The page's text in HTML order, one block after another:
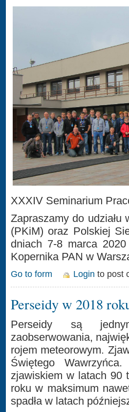
XXXIV Seminarium
Zapraszamy do
(PKiM) oraz Polskiej
dniach 7-8 marca
Kopernika PAN w
Go to form Login to post
Perseidy w 2018
Perseidy są
zaobserwowania,
rojem meteorowym.
Świętego
zjawiskiem w latach 90
roku w maksimum
spadła w latach